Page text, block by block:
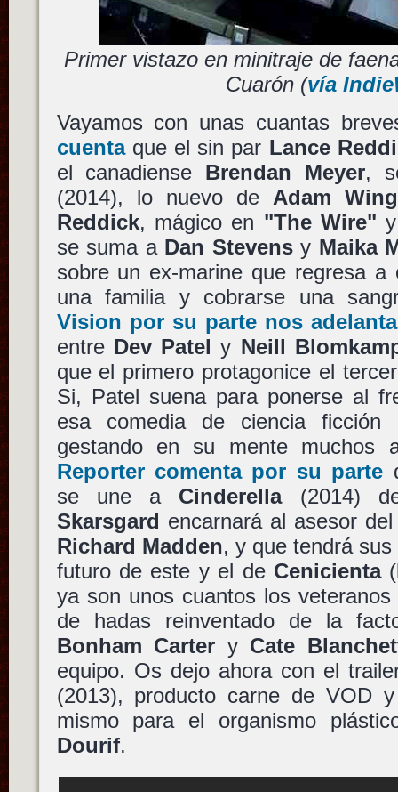
Primer vistazo en minitraje de
Cuarón (vía
Vayamos con unas cuantas
cuentaque el sin par Lance
el canadiense Brendan Meyer,
(2014), lo nuevo de Adam
Reddick, mágico en "The Wire"
se suma a Dan Stevensy Maika
sobre un ex-marine que regresa a
una familia y cobrarse una
Vision por su parte nos adelanta
entre Dev Patel y Neill
que el primero protagonice el
Si, Patel suena para ponerse al
esa comedia de ciencia
gestando en su mente muchos
Reporter comenta por su parte
se une a Cinderella(2014)
Skarsgard encarnará al asesor
Richard Madden, y que tendrá
futuro de este y el de Cenicienta(
ya son unos cuantos los
de hadas reinventado de la
Bonham Carter y Cate
equipo. Os dejo ahora con el
(2013), producto carne de VOD
mismo para el organismo
Dourif.